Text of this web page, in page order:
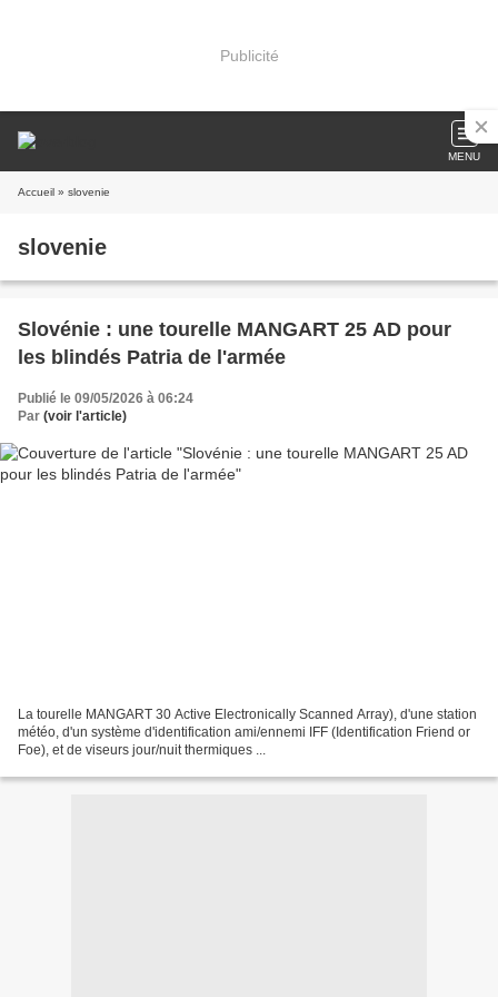
Publicité
MENU
Accueil » slovenie
slovenie
Slovénie : une tourelle MANGART 25 AD pour
les blindés Patria de l'armée
Publié le 09/05/2026 à 06:24
Par (voir l'article)
La tourelle MANGART 30 Active Electronically Scanned Array), d'une station
météo, d'un système d'identification ami/ennemi IFF (Identification Friend or
Foe), et de viseurs jour/nuit thermiques ...